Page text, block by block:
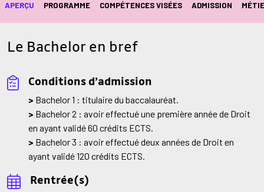
APERÇU PROGRAMME COMPÉTENCES VISÉES ADMISSION
Le Bachelor en bref
Conditions d’admission
> Bachelor 1 : titulaire du baccalauréat.
> Bachelor 2 : avoir effectué une première année de Droit
en ayant validé 60 crédits ECTS.
> Bachelor 3 : avoir effectué deux années de Droit en
ayant validé 120 crédits ECTS.
Rentrée(s)